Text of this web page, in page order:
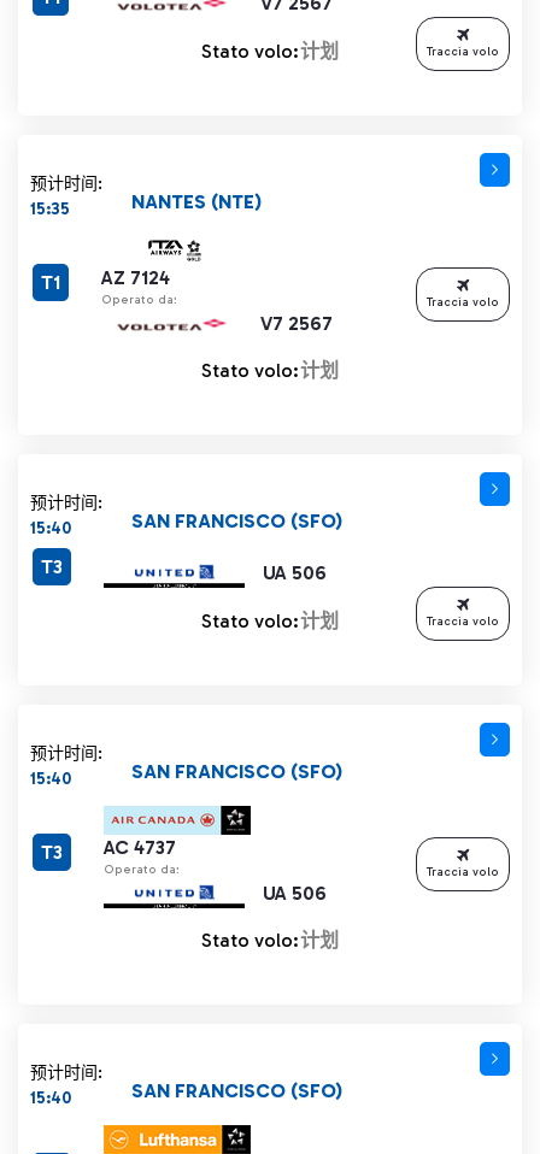
Stato volo:计划 Traccia volo
预计时间:
15:35
AZ 7124
Operato da:
V7 2567
NANTES (NTE)
T1
Stato volo:计划
Traccia volo
预计时间:
15:40
UA 506
SAN FRANCISCO (SFO)
T3
Stato volo:计划 Traccia volo
预计时间:
15:40
AC 4737
Operato da:
UA 506
SAN FRANCISCO (SFO)
T3
Stato volo:计划
Traccia volo
预计时间:
15:40
SAN FRANCISCO (SFO)